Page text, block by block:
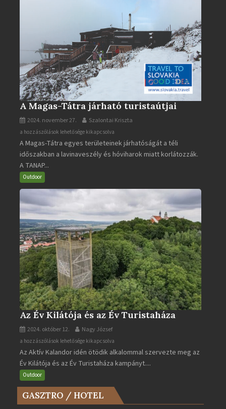
A Magas-Tátra járható turistaútjai
2024. november 27. Szalontai Kriszta
A
Magas-
Tátra
járható
turistaútjai
bejegyzéshez
a hozzászólások lehetősége kikapcsolva
A Magas-Tátra egyes területeinek járhatóságát a téli
időszakban a lavinaveszély és hóviharok miatt korlátozzák.
A TANAP...
Outdoor
Az Év Kilátója és az Év Turistaháza
2024. október 12. Nagy József
Az
Év
Kilátója
és
Év
Turistaháza
a hozzászólások lehetősége kikapcsolva
Az Aktív Kalandor idén ötödik alkalommal szervezte meg az
Év Kilátója és az Év Turistaháza kampányt....
Outdoor
GASZTRO / HOTEL